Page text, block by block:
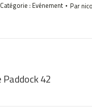
Catégorie : Evénement Par
Paddock 42